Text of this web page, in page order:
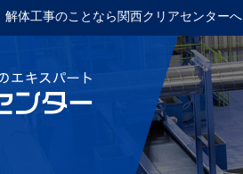
体工事のことなら関西クリアセンターへ